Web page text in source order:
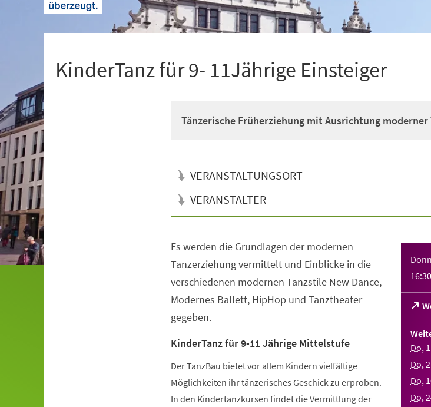
KinderTanz für 9- 11Jährige Einsteiger
Tänzerische Früherziehung mit Ausrichtung moderner
VERANSTALTUNGSORT
VERANSTALTER
16:30
in
Tab)
Do,
Do,
Do,
Do,
Es werden die Grundlagen der modernen
Tanzerziehung vermittelt und Einblicke in die
verschiedenen modernen Tanzstile New Dance,
Modernes Ballett, HipHop und Tanztheater
gegeben.
KinderTanz für 9-11 Jährige Mittelstufe
Der TanzBau bietet vor allem Kindern vielfältige
Möglichkeiten ihr tänzerisches Geschick zu erproben.
In den Kindertanzkursen findet die Vermittlung der